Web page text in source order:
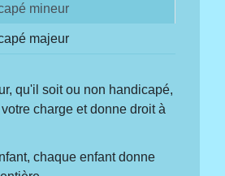
mineur
majeur
qu'il soit ou non handicapé,
charge et donne droit à
chaque enfant donne